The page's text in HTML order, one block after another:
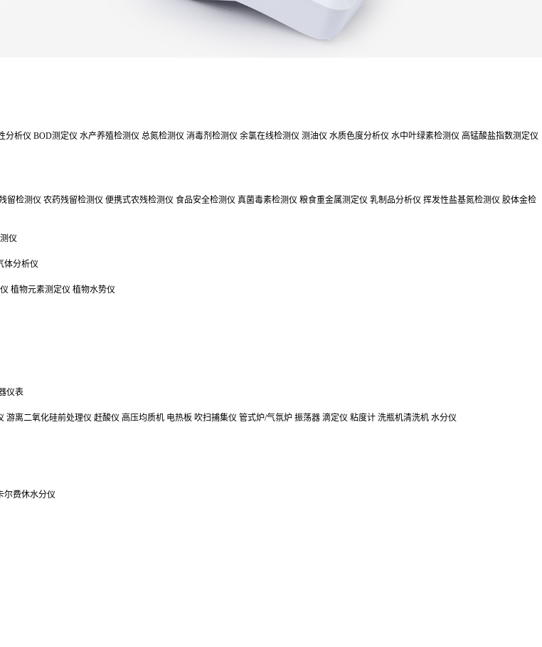
分析仪 BOD测定仪 水产养殖检测仪 总氮检测仪 消毒剂检测仪 余氯在线检测仪 测油仪 水质色度分析仪 水中叶绿素检测仪 高锰酸盐指数测定仪
留检测仪 农药残留检测仪 便携式农残检测仪 食品安全检测仪 真菌毒素检测仪 粮食重金属测定仪 乳制品分析仪 挥发性盐基氮检测仪 胶体金检
仪
体分析仪
植物元素测定仪 植物水势仪
仪表
游离二氧化硅前处理仪 赶酸仪 高压均质机 电热板 吹扫捕集仪 管式炉/气氛炉 振荡器 滴定仪 粘度计 洗瓶机清洗机 水分仪
尔费休水分仪